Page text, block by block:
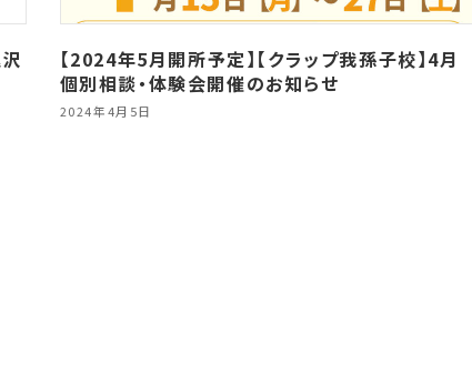
【2024年5月開所予定】【クラップ我孫子校】4月
個別相談・体験会開催のお知らせ
2024年4月5日